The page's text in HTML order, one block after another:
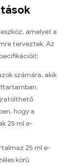
amelyet a
terveztek. Az
számára, akik
hogy a
25 ml e-
25 ml e-
körű